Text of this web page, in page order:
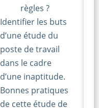
règles ?
Identifier les buts
d’une étude du
poste de travail
dans le cadre
d’une inaptitude.
Bonnes pratiques
de cette étude de